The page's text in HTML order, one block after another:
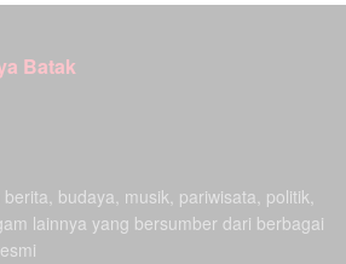
Batak
budaya, musik, pariwisata, politik,
lainnya yang bersumber dari berbagai